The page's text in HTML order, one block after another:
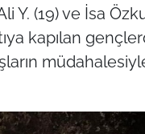
Y. (19) ve İsa
kapılan